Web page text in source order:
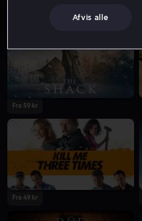
Fra 59 kr
Fra 49 kr
Afvis alle